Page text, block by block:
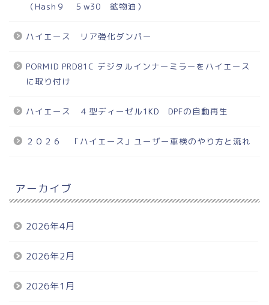
（Hash９ ５w30 鉱物油）
ハイエース リア強化ダンパー
PORMID PRD81C デジタルインナーミラーをハイエース
に取り付け
ハイエース ４型ディーゼル1KD DPFの自動再生
２０２６ 「ハイエース」ユーザー車検のやり方と流れ
アーカイブ
2026年4月
2026年2月
2026年1月